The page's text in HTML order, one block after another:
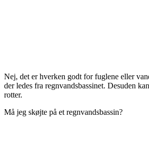
Nej, det er hverken godt for fuglene eller
der ledes fra regnvandsbassinet. Desuden
rotter.
Må jeg skøjte på et regnvandsbassin?